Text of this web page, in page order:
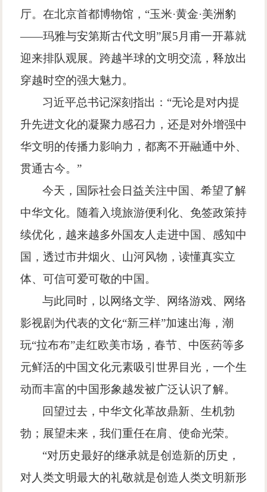
厅。在北京首都博物馆， “玉米·黄金·美洲豹
——玛雅与安第斯古代文明”展5 月甫一开幕就
迎来排队观展。跨越半球的文明交流，释放出
穿越时空的强大魅力。
习近平总书记深刻指出： “无论是对内提
升先进文化的凝聚力感召力，还是对外增强中
华文明的传播力影响力，都离不开融通中外、
贯通古今。 ”
今天，国际社会日益关注中国、希望了解
中华文化。随着入境旅游便利化、免签政策持
续优化，越来越多外国友人走进中国、感知中
国，透过市井烟火、山河风物，读懂真实立
体、可信可爱可敬的中国。
与此同时，以网络文学、网络游戏、网络
影视剧为代表的文化“新三样”加速出海，潮
玩“拉布布”走红欧美市场，春节、中医药等多
元鲜活的中国文化元素吸引世界目光，一个生
动而丰富的中国形象越发被广泛认识了解。
回望过去，中华文化革故鼎新、生机勃
勃；展望未来，我们重任在肩、使命光荣。
“对历史最好的继承就是创造新的历史，
对人类文明最大的礼敬就是创造人类文明新形